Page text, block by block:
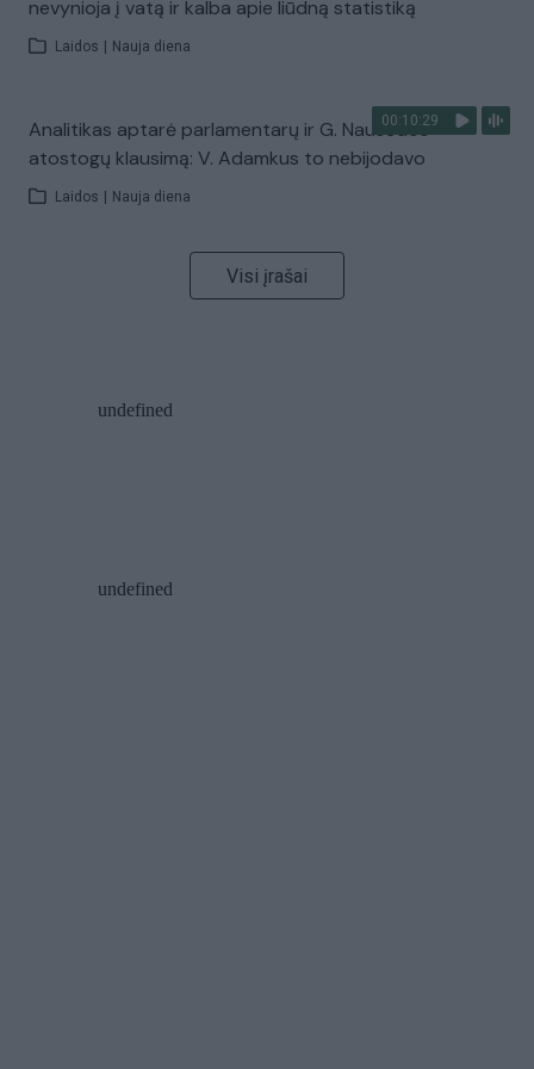
nevynioja į vatą ir kalba apie liūdną statistiką
Laidos Nauja diena
00:10:29
Analitikas aptarė parlamentarų ir G. Nausėdos
atostogų klausimą: V. Adamkus to nebijodavo
Laidos Nauja diena
Visi įrašai